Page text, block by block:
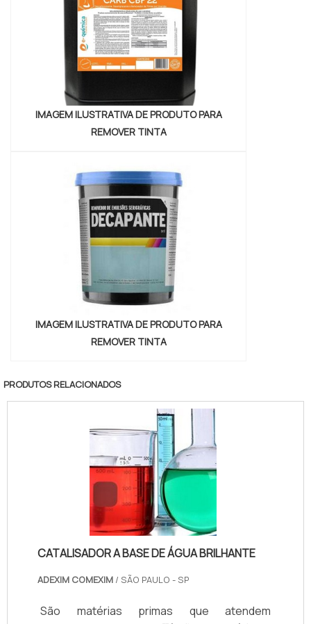
proporcionar para os parceiros um...
IMAGEM ILUSTRATIVA DE PRODUTO PARA
REMOVER TINTA
IMAGEM ILUSTRATIVA DE PRODUTO PARA
REMOVER TINTA
PRODUTOS RELACIONADOS
CATALISADOR A BASE DE ÁGUA BRILHANTE
ADEXIM COMEXIM / SÃO PAULO - SP
São matérias primas que atendem